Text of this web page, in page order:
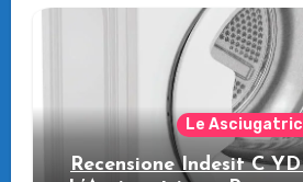
Le
Recensione Indesit C